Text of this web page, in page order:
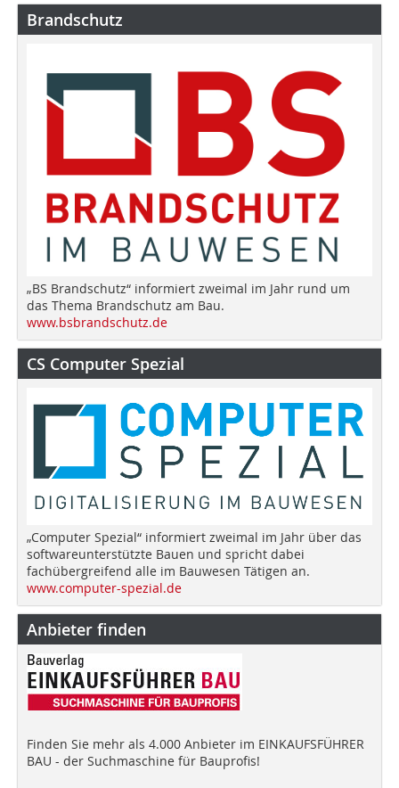
Brandschutz
„BS Brandschutz“ informiert zweimal im Jahr rund um
das Thema Brandschutz am Bau.
www.bsbrandschutz.de
CS Computer Spezial
„Computer Spezial“ informiert zweimal im Jahr über das
softwareunterstützte Bauen und spricht dabei
fachübergreifend alle im Bauwesen Tätigen an.
www.computer-spezial.de
Anbieter finden
Finden Sie mehr als 4.000 Anbieter im EINKAUFSFÜHRER
BAU - der Suchmaschine für Bauprofis!